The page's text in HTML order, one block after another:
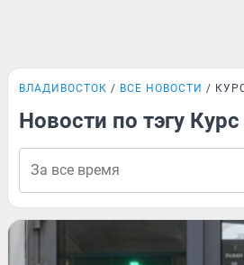
ВЛАДИВОСТОК ВСЕ НОВОСТИ
Новости по тэгу